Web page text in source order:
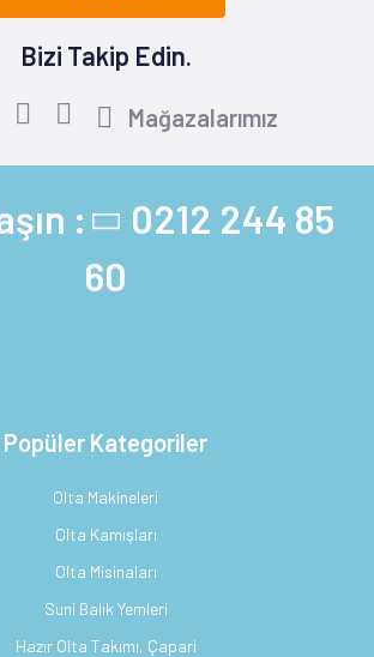
Bizi Takip Edin.
Mağazalarımız
: 0212 244 85
60
Popüler Kategoriler
Olta Makineleri
Olta Kamışları
Olta Misinaları
Suni Balık Yemleri
Hazır Olta Takımı, Çapari